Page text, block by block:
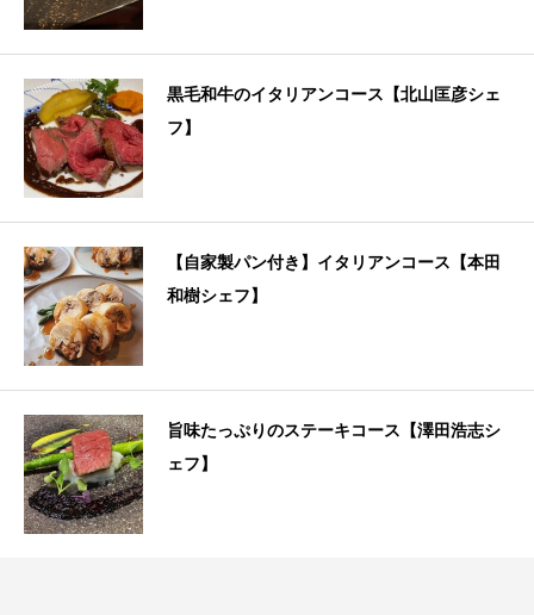
黒毛和牛のイタリアンコース【北山匡彦シェ
フ】
【自家製パン付き】イタリアンコース【本田
和樹シェフ】
旨味たっぷりのステーキコース【澤田浩志シ
ェフ】